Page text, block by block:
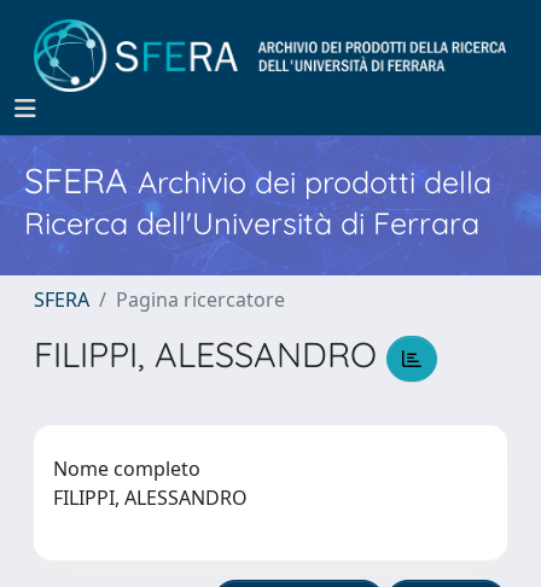
SFERA Archivio dei prodotti della
Ricerca dell'Università di Ferrara
SFERA Pagina ricercatore
FILIPPI, ALESSANDRO
Nome completo
FILIPPI, ALESSANDRO